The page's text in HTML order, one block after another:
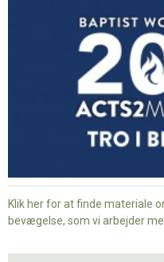
Klik her for at finde materiale
bevægelse, som vi arbejder